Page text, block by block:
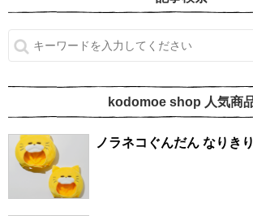
kodomoe shop 人気商
ノラネコぐんだん なりき